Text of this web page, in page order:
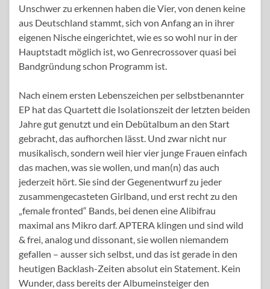
Unschwer zu erkennen haben die Vier, von denen keine
aus Deutschland stammt, sich von Anfang an in ihrer
eigenen Nische eingerichtet, wie es so wohl nur in der
Hauptstadt möglich ist, wo Genrecrossover quasi bei
Bandgründung schon Programm ist.
Nach einem ersten Lebenszeichen per selbstbenannter
EP hat das Quartett die Isolationszeit der letzten beiden
Jahre gut genutzt und ein Debütalbum an den Start
gebracht, das aufhorchen lässt. Und zwar nicht nur
musikalisch, sondern weil hier vier junge Frauen einfach
das machen, was sie wollen, und man(n) das auch
jederzeit hört. Sie sind der Gegenentwurf zu jeder
zusammengecasteten Girlband, und erst recht zu den
„female fronted“ Bands, bei denen eine Alibifrau
maximal ans Mikro darf. APTERA klingen und sind wild
& frei, analog und dissonant, sie wollen niemandem
gefallen – ausser sich selbst, und das ist gerade in den
heutigen Backlash-Zeiten absolut ein Statement. Kein
Wunder, dass bereits der Albumeinsteiger den